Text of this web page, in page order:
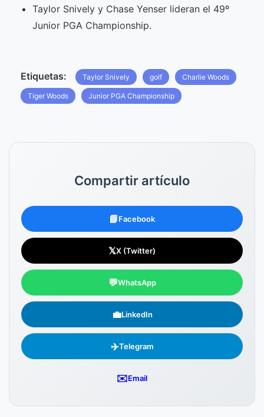
Taylor Snively y Chase Yenser lideran el 49º
Junior PGA Championship.
Etiquetas: Taylor Snively golf Charlie Woods
Tiger Woods Junior PGA Championship
Compartir artículo
📘Facebook
𝕏X (Twitter)
💬WhatsApp
💼LinkedIn
✈️Telegram
✉️Email